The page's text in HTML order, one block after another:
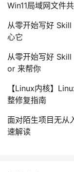
Win11局域网文件
从零开始写好
心它
从零开始写好
or 来帮你
【Linux内核】
整修复指南
面对陌生项目无从
速解读